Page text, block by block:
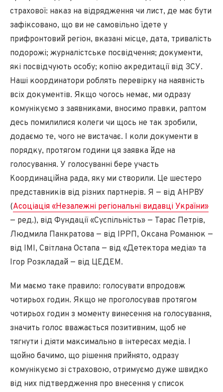
страхової: наказ на відрядження чи лист, де має бути
зафіксовано, що ви не самовільно їдете у
прифронтовий регіон, вказані місце, дата, тривалість
подорожі; журналістське посвідчення; документи,
які посвідчують особу; копію акредитації від ЗСУ.
Наші координатори роблять перевірку на наявність
всіх документів. Якщо чогось немає, ми одразу
комунікуємо з заявниками, вносимо правки, раптом
десь помилилися колеги чи щось не так зробили,
додаємо те, чого не вистачає. І коли документи в
порядку, протягом години ця заявка йде на
голосування. У голосуванні бере участь
Координаційна рада, яку ми створили. Це шестеро
представників від різних партнерів. Я — від АНРВУ
(Асоціація «Незалежні регіональні видавці України»
— ред.), від Фундації «Суспільність» — Тарас Петрів,
Людмила Панкратова — від ІРРП, Оксана Романюк —
від ІМІ, Світлана Остапа — від «Детектора медіа» та
Ігор Розкладай — від ЦЕДЕМ.
Ми маємо таке правило: голосувати впродовж
чотирьох годин. Якщо не проголосував протягом
чотирьох годин з моменту винесення на голосування,
значить голос вважається позитивним, щоб не
тягнути і діяти максимально в інтересах медіа. І
щойно бачимо, що рішення прийнято, одразу
комунікуємо зі страховою, отримуємо дуже швидко
від них підтвердження про внесення у список